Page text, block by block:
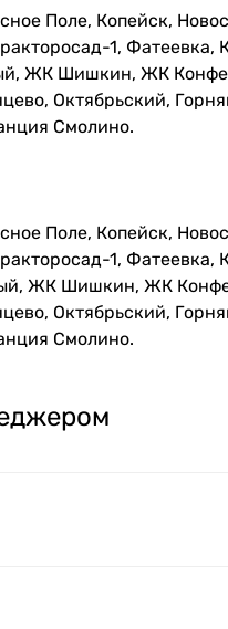
Поле, Копейск,
1, Фатеевка,
ЖК Шишкин, ЖК
Октябрьский,
Смолино.
Поле, Копейск,
1, Фатеевка,
ЖК Шишкин, ЖК
Октябрьский,
Смолино.